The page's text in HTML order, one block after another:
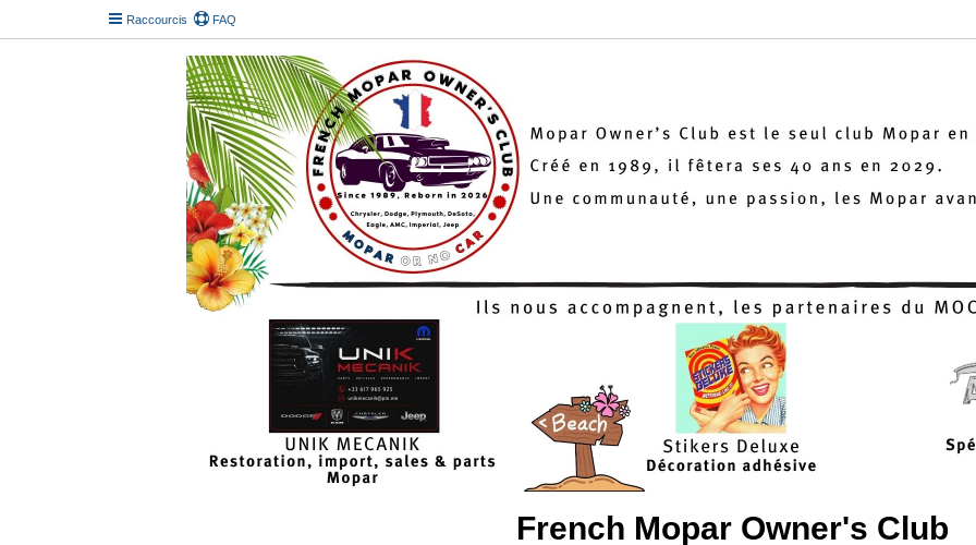
Raccourcis FAQ
French Mopar Owner's Club